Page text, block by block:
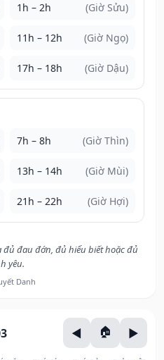
1h – 2h (Giờ Sửu)
11h – 12h (Giờ Ngọ)
17h – 18h (Giờ Dậu)
7h – 8h (Giờ Thìn)
13h – 14h (Giờ Mùi)
21h – 22h (Giờ Hợi)
đau đớn, đủ hiểu biết hoặc đủ
yêu.
Danh